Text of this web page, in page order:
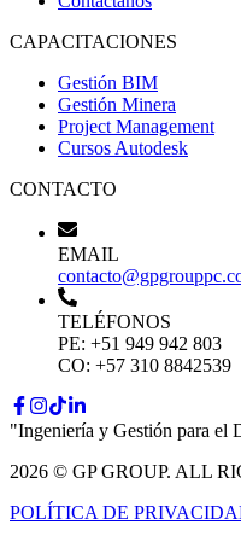
CAPACITACIONES
Gestión BIM
Gestión Minera
Project Management
Cursos Autodesk
CONTACTO
EMAIL
TELÉFONOS
PE: +51 949 942 803
CO: +57 310 8842539
"Ingeniería y Gestión para el
2026 © GP GROUP. ALL
POLÍTICA DE